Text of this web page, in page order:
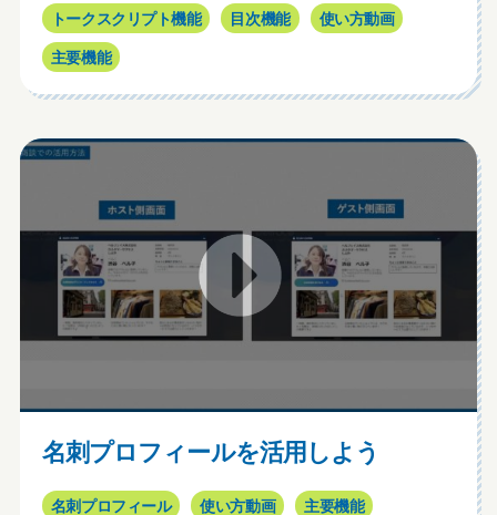
トークスクリプト機能 目次機能 使い方動画
主要機能
名刺プロフィールを活用しよう
名刺プロフィール 使い方動画 主要機能